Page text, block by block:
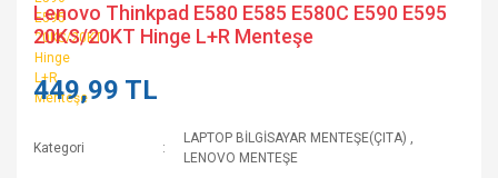
Lenovo Thinkpad E580 E585 E580C E590 E595
20KS/20KT Hinge L+R Menteşe
449,99 TL
Kategori
LAPTOP BİLGİSAYAR MENTEŞE(ÇITA) ,
LENOVO MENTEŞE